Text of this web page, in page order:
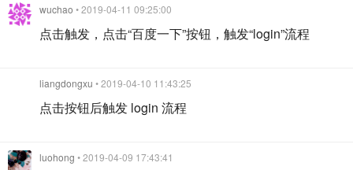
wuchao • 2019-04-11 09:25:00
点击触发，点击“百度一下”按钮，触发“login”流程
liangdongxu • 2019-04-10 11:43:25
点击按钮后触发 login 流程
luohong • 2019-04-09 17:43:41